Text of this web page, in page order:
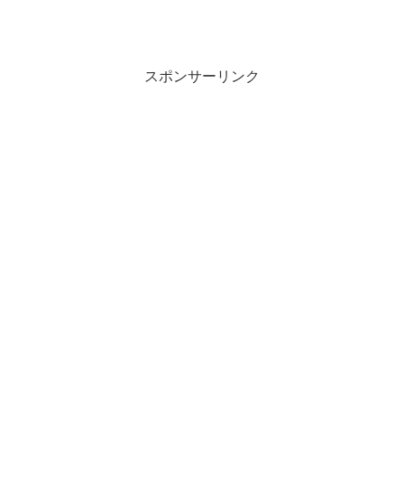
スポンサーリンク